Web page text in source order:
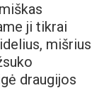
ji tikrai
mišrius
draugijos